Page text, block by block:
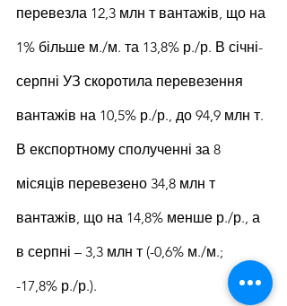
перевезла 12,3 млн т вантажів, що на
1% більше м./м. та 13,8% р./р. В січні-
серпні УЗ скоротила перевезення
вантажів на 10,5% р./р., до 94,9 млн т.
В експортному сполученні за 8
місяців перевезено 34,8 млн т
вантажів, що на 14,8% менше р./р., а
в серпні – 3,3 млн т (-0,6% м./м.;
-17,8% р./р.).